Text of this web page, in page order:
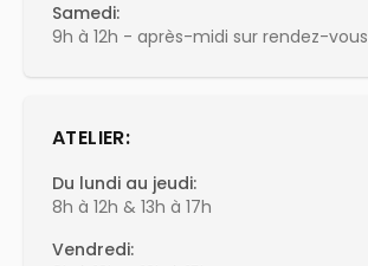
Samedi:
9h à 12h - après-midi sur rendez-vous
ATELIER:
Du lundi au jeudi:
8h à 12h & 13h à 17h
Vendredi: